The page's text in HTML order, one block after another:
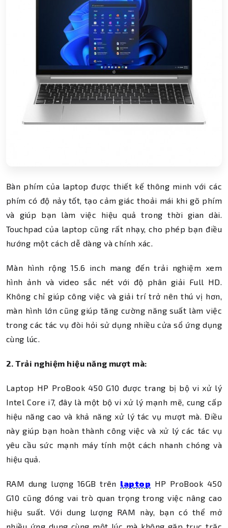
Bàn phím của laptop được thiết kế thông minh với các
phím có độ nảy tốt, tạo cảm giác thoải mái khi gõ phím
và giúp bạn làm việc hiệu quả trong thời gian dài.
Touchpad của laptop cũng rất nhạy, cho phép bạn điều
hướng một cách dễ dàng và chính xác.
Màn hình rộng 15.6 inch mang đến trải nghiệm xem
hình ảnh và video sắc nét với độ phân giải Full HD.
Không chỉ giúp công việc và giải trí trở nên thú vị hơn,
màn hình lớn cũng giúp tăng cường năng suất làm việc
trong các tác vụ đòi hỏi sử dụng nhiều cửa sổ ứng dụng
cùng lúc.
2. Trải nghiệm hiệu năng mượt mà:
Laptop HP ProBook 450 G10 được trang bị bộ vi xử lý
Intel Core i7, đây là một bộ vi xử lý mạnh mẽ, cung cấp
hiệu năng cao và khả năng xử lý tác vụ mượt mà. Điều
này giúp bạn hoàn thành công việc và xử lý các tác vụ
yêu cầu sức mạnh máy tính một cách nhanh chóng và
hiệu quả.
RAM dung lượng 16GB trên laptop HP ProBook 450
G10 cũng đóng vai trò quan trọng trong việc nâng cao
hiệu suất. Với dung lượng RAM này, bạn có thể mở